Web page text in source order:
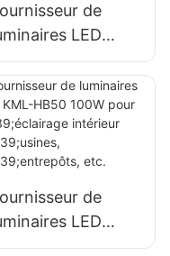
de
LED
HB40 100W
l'éclairage
d'usines,
etc.
de
LED
HB50 100W